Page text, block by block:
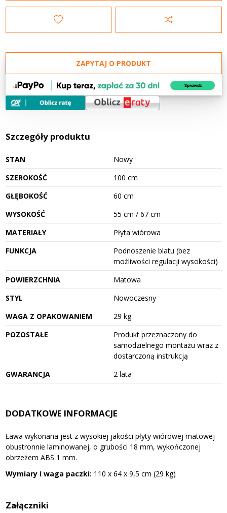
ZAPYTAJ O PRODUKT
Szczegóły produktu
STAN
Nowy
SZEROKOŚĆ
100 cm
GŁĘBOKOŚĆ
60 cm
WYSOKOŚĆ
55 cm / 67 cm
MATERIAŁY
Płyta wiórowa
FUNKCJA
Podnoszenie blatu (bez
możliwości regulacji wysokości)
POWIERZCHNIA
Matowa
STYL
Nowoczesny
WAGA Z OPAKOWANIEM
29 kg
POZOSTAŁE
Produkt przeznaczony do
samodzielnego montażu wraz z
dostarczoną instrukcją
GWARANCJA
2 lata
DODATKOWE INFORMACJE
Ława wykonana jest z wysokiej jakości płyty wiórowej matowej
obustronnie laminowanej, o grubości 18 mm, wykończonej
obrzeżem ABS 1 mm.
Wymiary i waga paczki: 110 x 64 x 9,5 cm (29 kg)
Załączniki